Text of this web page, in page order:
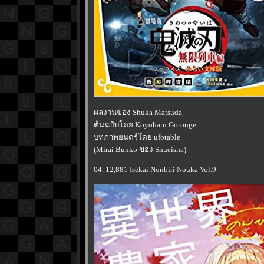
ผลงานของ Shuka Matsuda
ต้นฉบับโดย Koyoharu Gotouge
บทภาพยนตร์โดย ufotable
(Mirai Bunko ของ Shueisha)
04. 12,881 Isekai Nonbiri Nouka Vol.9